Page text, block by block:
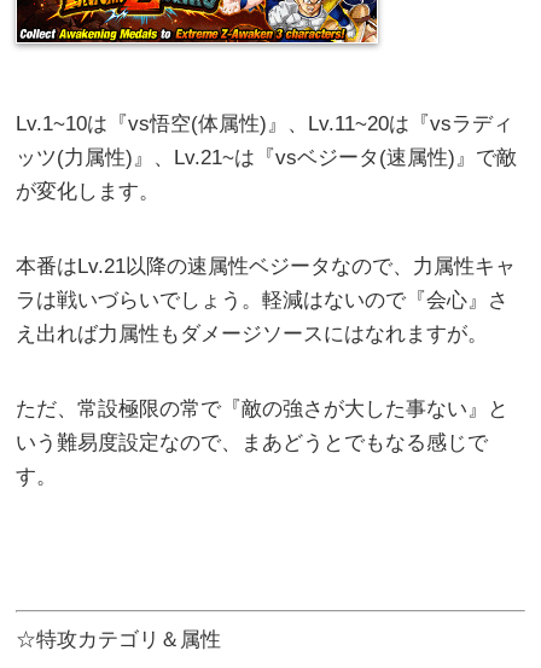
Lv.1~10は『vs悟空(体属性)』、Lv.11~20は『vsラディ
ッツ(力属性)』、Lv.21~は『vsベジータ(速属性)』で敵
が変化します。
本番はLv.21以降の速属性ベジータなので、力属性キャ
ラは戦いづらいでしょう。軽減はないので『会心』さ
え出れば力属性もダメージソースにはなれますが。
ただ、常設極限の常で『敵の強さが大した事ない』と
いう難易度設定なので、まあどうとでもなる感じで
す。
☆特攻カテゴリ＆属性